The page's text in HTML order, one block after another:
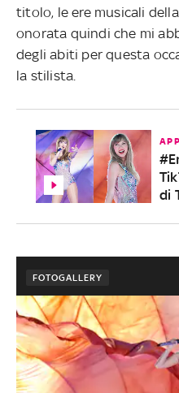
titolo, le ere musicali
onorata quindi che mi
degli abiti per questa
la stilista.
di
FOTOGALLERY